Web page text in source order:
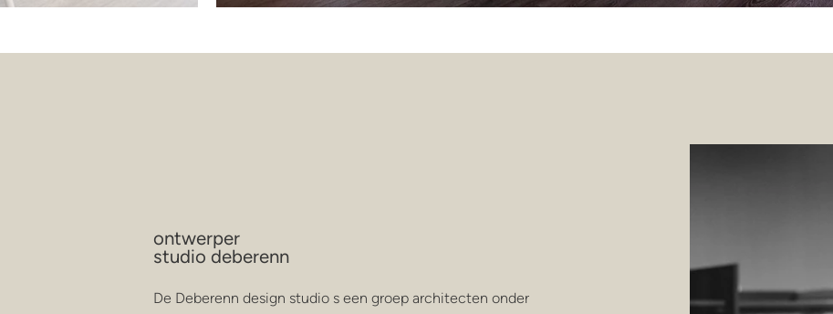
ontwerper
studio deberenn
De Deberenn design studio s een groep architecten onder